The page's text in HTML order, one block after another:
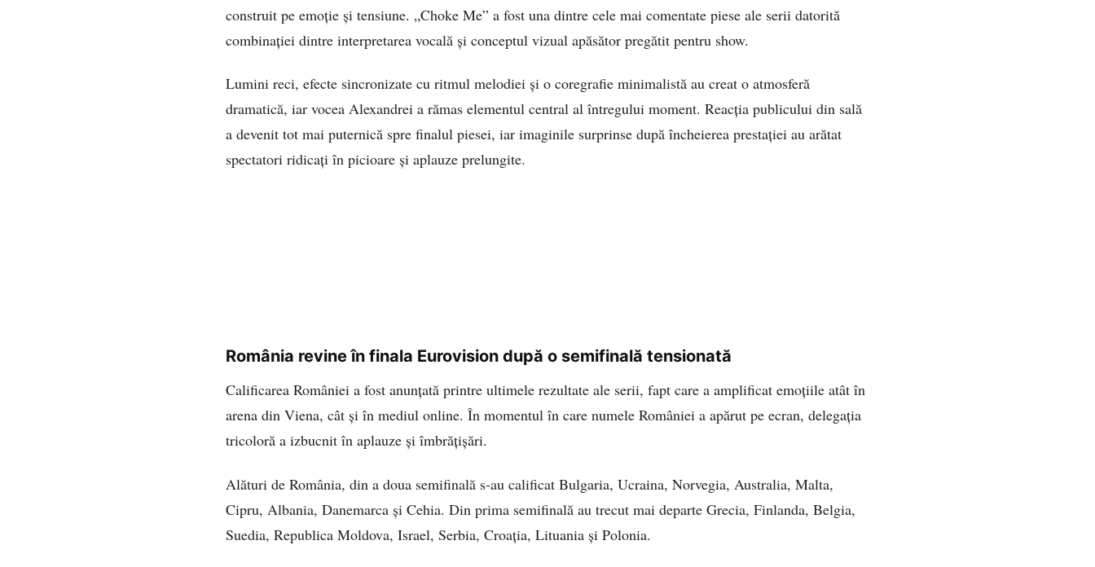
construit pe emoție și tensiune. „Choke Me” a fost una dintre cele mai comentate piese ale serii datorită
combinației dintre interpretarea vocală și conceptul vizual apăsător pregătit pentru show.
Lumini reci, efecte sincronizate cu ritmul melodiei și o coregrafie minimalistă au creat o atmosferă
dramatică, iar vocea Alexandrei a rămas elementul central al întregului moment. Reacția publicului din sală
a devenit tot mai puternică spre finalul piesei, iar imaginile surprinse după încheierea prestației au arătat
spectatori ridicați în picioare și aplauze prelungite.
România revine în finala Eurovision după o semifinală tensionată
Calificarea României a fost anunțată printre ultimele rezultate ale serii, fapt care a amplificat emoțiile atât în
arena din Viena, cât și în mediul online. În momentul în care numele României a apărut pe ecran, delegația
tricoloră a izbucnit în aplauze și îmbrățișări.
Alături de România, din a doua semifinală s-au calificat Bulgaria, Ucraina, Norvegia, Australia, Malta,
Cipru, Albania, Danemarca și Cehia. Din prima semifinală au trecut mai departe Grecia, Finlanda, Belgia,
Suedia, Republica Moldova, Israel, Serbia, Croația, Lituania și Polonia.